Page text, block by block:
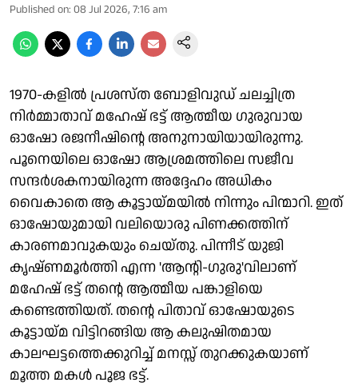
Published on: 08 Jul 2026, 7:16 am
1970-കളില്‍ പ്രശസ്ത ബോളിവുഡ് ചലച്ചിത്ര
നിര്‍മ്മാതാവ് മഹേഷ് ഭട്ട് ആത്മീയ ഗുരുവായ
ഓഷോ രജനീഷിന്റെ അനുനായിയായിരുന്നു.
പൂനെയിലെ ഓഷോ ആശ്രമത്തിലെ സജീവ
സന്ദര്‍ശകനായിരുന്ന അദ്ദേഹം അധികം
വൈകാതെ ആ കൂട്ടായ്മയില്‍ നിന്നും പിന്മാറി. ഇത്
ഓഷോയുമായി വലിയൊരു പിണക്കത്തിന്
കാരണമാവുകയും ചെയ്തു. പിന്നീട് യുജി
കൃഷ്ണമൂര്‍ത്തി എന്ന 'ആന്റി-ഗുരു'വിലാണ്
മഹേഷ് ഭട്ട് തന്റെ ആത്മീയ പങ്കാളിയെ
കണ്ടെത്തിയത്. തന്റെ പിതാവ് ഓഷോയുടെ
കൂട്ടായ്മ വിട്ടിറങ്ങിയ ആ കലുഷിതമായ
കാലഘട്ടത്തെക്കുറിച്ച് മനസ്സ് തുറക്കുകയാണ്
മൂത്ത മകള്‍ പൂജ ഭട്ട്.